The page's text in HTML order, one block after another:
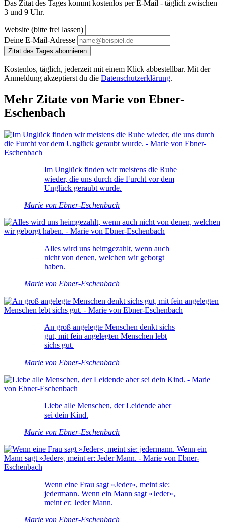
Das Zitat des Tages kommt kostenlos per E-Mail - täglich zwischen
3 und 9 Uhr.
Website (bitte frei lassen)
Deine E-Mail-Adresse
Zitat des Tages abonnieren
Kostenlos, täglich, jederzeit mit einem Klick abbestellbar. Mit der
Anmeldung akzeptierst du die Datenschutzerklärung.
Mehr Zitate von Marie von Ebner-
Eschenbach
Im Unglück finden wir meistens die Ruhe
wieder, die uns durch die Furcht vor dem
Unglück geraubt wurde.
Marie von Ebner-Eschenbach
Alles wird uns heimgezahlt, wenn auch
nicht von denen, welchen wir geborgt
haben.
Marie von Ebner-Eschenbach
An groß angelegte Menschen denkt sichs
gut, mit fein angelegten Menschen lebt
sichs gut.
Marie von Ebner-Eschenbach
Liebe alle Menschen, der Leidende aber
sei dein Kind.
Marie von Ebner-Eschenbach
Wenn eine Frau sagt »Jeder«, meint sie:
jedermann. Wenn ein Mann sagt »Jeder«,
meint er: Jeder Mann.
Marie von Ebner-Eschenbach